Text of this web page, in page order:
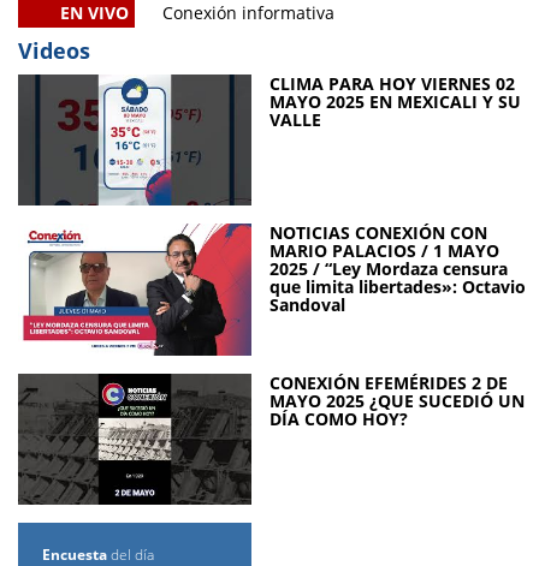
EN VIVO Conexión informativa
Videos
CLIMA PARA HOY VIERNES 02
MAYO 2025 EN MEXICALI Y SU
VALLE
NOTICIAS CONEXIÓN CON
MARIO PALACIOS / 1 MAYO
2025 / “Ley Mordaza censura
que limita libertades»: Octavio
Sandoval
CONEXIÓN EFEMÉRIDES 2 DE
MAYO 2025 ¿QUE SUCEDIÓ UN
DÍA COMO HOY?
Encuestadel día